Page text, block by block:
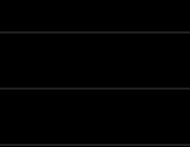
Kinder